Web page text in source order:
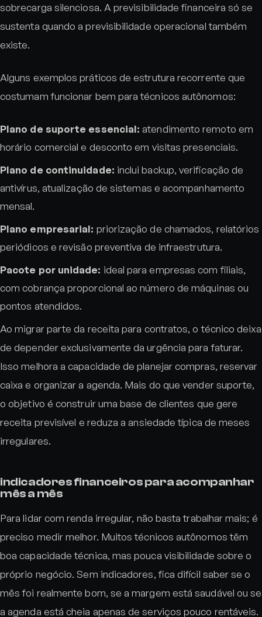
sobrecarga silenciosa. A previsibilidade financeira só se
sustenta quando a previsibilidade operacional também
existe.
Alguns exemplos práticos de estrutura recorrente que
costumam funcionar bem para técnicos autônomos:
Plano de suporte essencial: atendimento remoto em
horário comercial e desconto em visitas presenciais.
Plano de continuidade: inclui backup, verificação de
antivírus, atualização de sistemas e acompanhamento
mensal.
Plano empresarial: priorização de chamados, relatórios
periódicos e revisão preventiva de infraestrutura.
Pacote por unidade: ideal para empresas com filiais,
com cobrança proporcional ao número de máquinas ou
pontos atendidos.
Ao migrar parte da receita para contratos, o técnico deixa
de depender exclusivamente da urgência para faturar.
Isso melhora a capacidade de planejar compras, reservar
caixa e organizar a agenda. Mais do que vender suporte,
o objetivo é construir uma base de clientes que gere
receita previsível e reduza a ansiedade típica de meses
irregulares.
indicadores financeiros para acompanhar
mês a mês
Para lidar com renda irregular, não basta trabalhar mais; é
preciso medir melhor. Muitos técnicos autônomos têm
boa capacidade técnica, mas pouca visibilidade sobre o
próprio negócio. Sem indicadores, fica difícil saber se o
mês foi realmente bom, se a margem está saudável ou se
a agenda está cheia apenas de serviços pouco rentáveis.